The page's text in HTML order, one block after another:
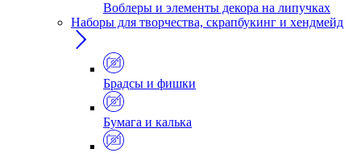
Воблеры и элементы декора на липучках
Наборы для творчества, скрапбукинг и хендмейд
Брадсы и фишки
Бумага и калька